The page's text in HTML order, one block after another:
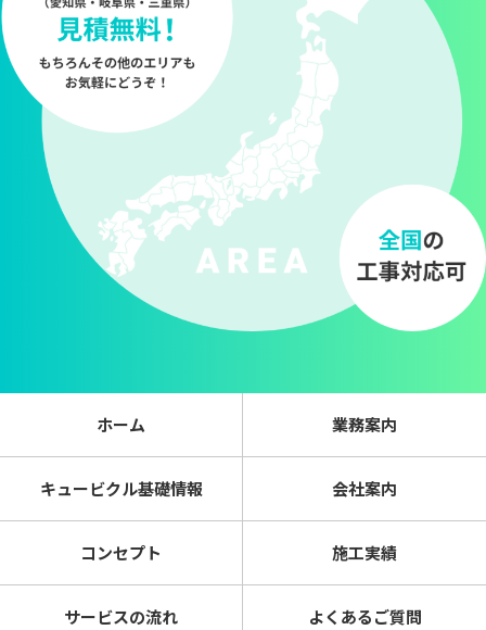
ホーム 業務案内
キュービクル基礎情報 会社案内
コンセプト 施工実績
サービスの流れ よくあるご質問